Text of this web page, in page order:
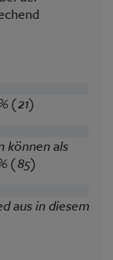
(21)
können als
(85)
aus in diesem